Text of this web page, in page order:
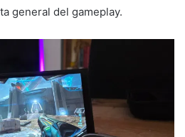
general del gameplay.